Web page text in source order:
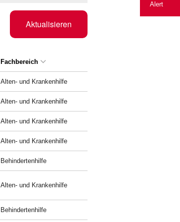
Aktualisieren
Fachbereich
Alten- und Krankenhilfe
Alten- und Krankenhilfe
Alten- und Krankenhilfe
Alten- und Krankenhilfe
Behindertenhilfe
Alten- und Krankenhilfe
Behindertenhilfe
Alert